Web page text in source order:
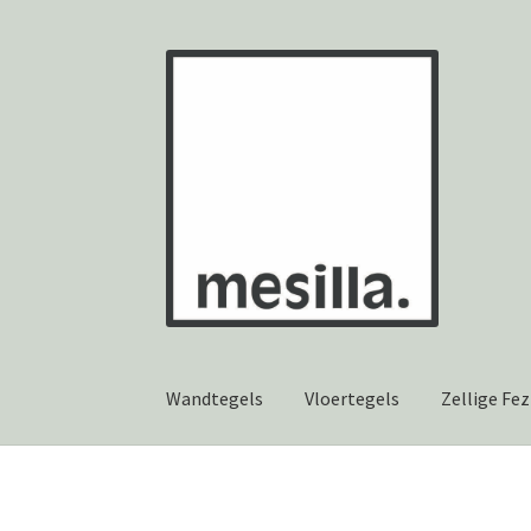
Ga
Ga
Wandtegels Vloertegels Zellige Fez